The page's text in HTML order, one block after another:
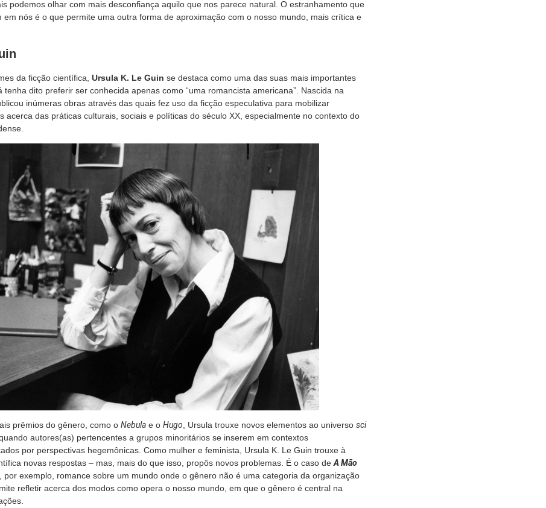
podemos olhar com mais desconfiança aquilo que nos parece natural. O estranhamento que
em nós é o que permite uma outra forma de aproximação com o nosso mundo, mais crítica e
da ficção científica, Ursula K. Le Guin se destaca como uma das suas mais importantes
tenha dito preferir ser conhecida apenas como “uma romancista americana”. Nascida na
inúmeras obras através das quais fez uso da ficção especulativa para mobilizar
acerca das práticas culturais, sociais e políticas do século XX, especialmente no contexto do
prêmios do gênero, como o Nebula e o Hugo , Ursula trouxe novos elementos ao universo sci
autores(as) pertencentes a grupos minoritários se inserem em contextos
por perspectivas hegemônicas. Como mulher e feminista, Ursula K. Le Guin trouxe à
novas respostas – mas, mais do que isso, propôs novos problemas. É o caso de A Mão
, por exemplo, romance sobre um mundo onde o gênero não é uma categoria da organização
refletir acerca dos modos como opera o nosso mundo, em que o gênero é central na